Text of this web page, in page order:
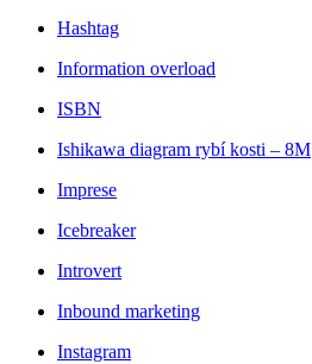
Hashtag
Information overload
ISBN
Ishikawa diagram rybí kosti – 8M
Imprese
Icebreaker
Introvert
Inbound marketing
Instagram